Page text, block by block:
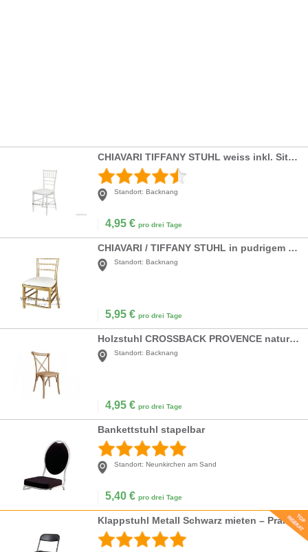
CHIAVARI TIFFANY STUHL weiss inkl. Sitzkissen 4,95EUR Stühle günstig mieten
Standort: Backnang
4,95 € pro drei Tage
CHIAVARI / TIFFANY STUHL in pudrigem gold inkl. Sitzkissen
Standort: Backnang
5,95 € pro drei Tage
Holzstuhl CROSSBACK PROVENCE naturbraun mit Rattan Sitzfläche | weds4rent
Standort: Backnang
4,95 € pro drei Tage
Bankettstuhl stapelbar
Standort: Neunkirchen am Sand
5,40 € pro drei Tage
Klappstuhl Metall Schwarz mieten – Praktische Reihenbestuhlung für Events